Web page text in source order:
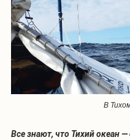
В
Все знают, что Тихий океан